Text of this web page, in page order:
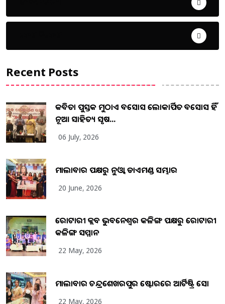
Recent Posts
କବିତା ପୁସ୍ତକ ମୁଠାଏ ଅବସୋସ ଲୋକାର୍ପିତ ଅବସୋସ ହିଁ
ନୂଆ ସାହିତ୍ୟ ସୃଷ...
06 July, 2026
ମାଲାବାର ପକ୍ଷରୁ ନୁଓ୍ବା ଡାଏମଣ୍ଡ ସମ୍ଭାର
20 June, 2026
ରୋଟାରୀ କ୍ଲବ ଭୁବନେଶ୍ୱର କଳିଙ୍ଗ ପକ୍ଷରୁ ରୋଟାରୀ
କଳିଙ୍ଗ ସମ୍ମାନ
22 May, 2026
ମାଲାବାର ଚନ୍ଦ୍ରଶେଖରପୁର ଷ୍ଟୋରରେ ଆର୍ଟିଷ୍ଟ୍ରି ସୋ
22 May, 2026